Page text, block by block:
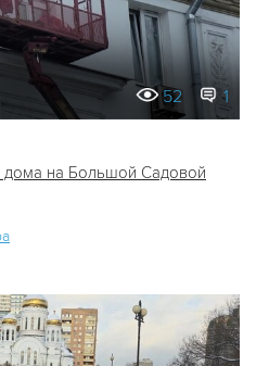
52 1
дома на Большой Садовой